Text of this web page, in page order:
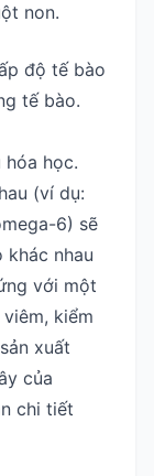
non.
độ tế bào
tế bào.
học.
(ví dụ:
6) sẽ
nhau
với một
kiểm
xuất
của
chi tiết